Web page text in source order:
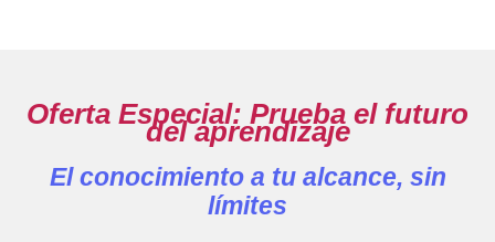
Oferta Especial: Prueba el futuro
del aprendizaje
El conocimiento a tu alcance, sin
límites